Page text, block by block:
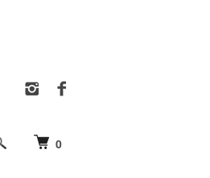
0